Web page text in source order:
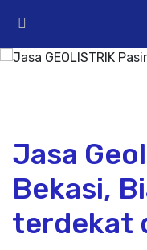
Jasa
Bekasi,
terdekat